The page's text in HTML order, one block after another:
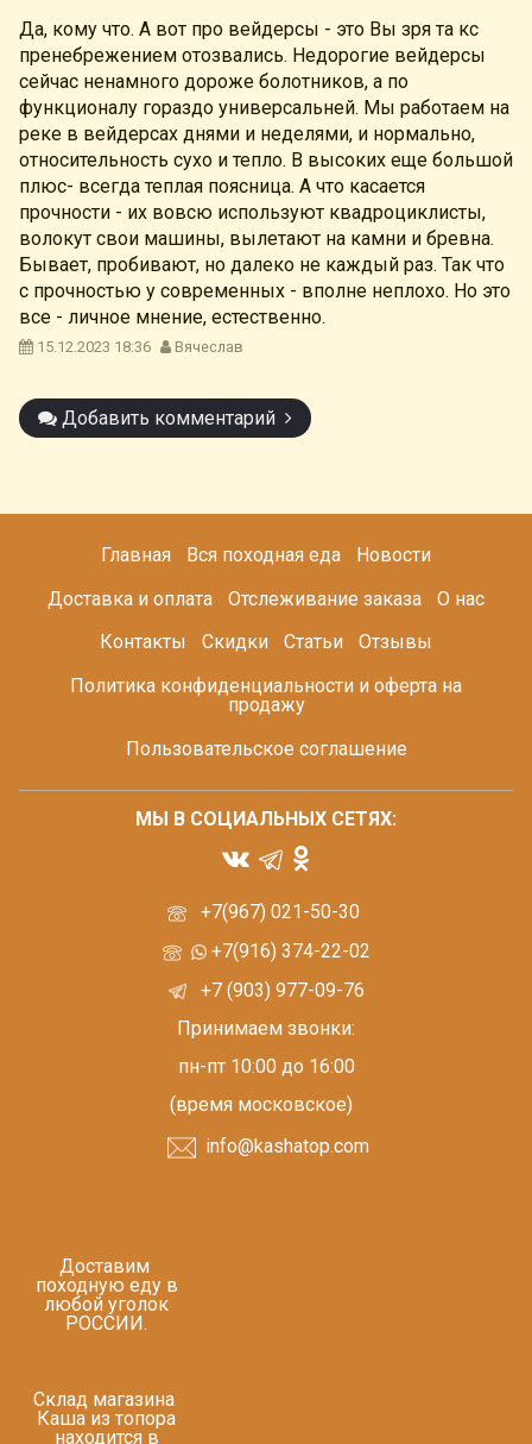
Да, кому что. А вот про вейдерсы - это Вы зря та кс
пренебрежением отозвались. Недорогие вейдерсы
сейчас ненамного дороже болотников, а по
функционалу гораздо универсальней. Мы работаем на
реке в вейдерсах днями и неделями, и нормально,
относительность сухо и тепло. В высоких еще большой
плюс- всегда теплая поясница. А что касается
прочности - их вовсю используют квадроциклисты,
волокут свои машины, вылетают на камни и бревна.
Бывает, пробивают, но далеко не каждый раз. Так что
с прочностью у современных - вполне неплохо. Но это
все - личное мнение, естественно.
15.12.2023 18:36 Вячеслав
Добавить комментарий
Главная Вся походная еда
Новости
Доставка и оплата
Отслеживание заказа
О нас
Контакты
Скидки Статьи
Отзывы
Политика конфиденциальности и оферта на
продажу
Пользовательское соглашение
+7(967) 021-50-30
+7(916) 374-22-02
+7 (903) 977-09-76
Принимаем звонки:
пн-пт 10:00 до 16:00
(время московское)
info@kashatop.com
Доставим
походную еду в
любой уголок
РОССИИ.
Склад магазина
Каша из топора
находится в
МЫ В СОЦИАЛЬНЫХ СЕТЯХ: